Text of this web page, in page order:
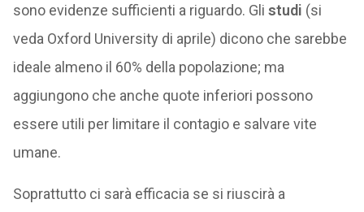
sono evidenze sufficienti a riguardo. Gli studi (si
veda Oxford University di aprile) dicono che sarebbe
ideale almeno il 60% della popolazione; ma
aggiungono che anche quote inferiori possono
essere utili per limitare il contagio e salvare vite
umane.
Soprattutto ci sarà efficacia se si riuscirà a